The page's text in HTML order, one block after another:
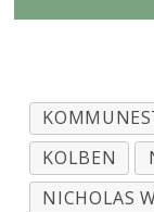
KOLBEN
NICHOLAS